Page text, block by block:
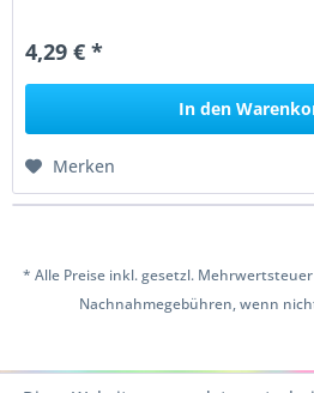
4,29 € *
In den
Merken
* Alle Preise inkl. gesetzl. Mehrwertsteuer
Nachnahmegebühren, wenn